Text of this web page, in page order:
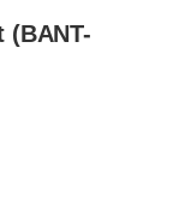
(BANT-